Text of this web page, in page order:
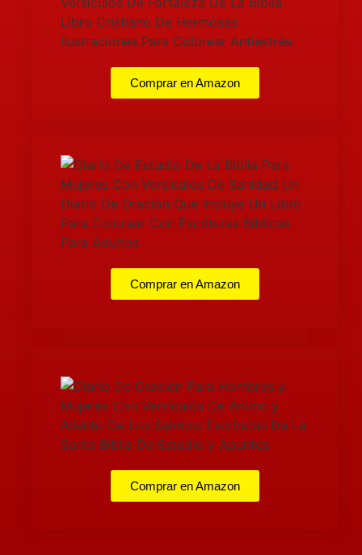
Comprar en Amazon
Comprar en Amazon
Comprar en Amazon